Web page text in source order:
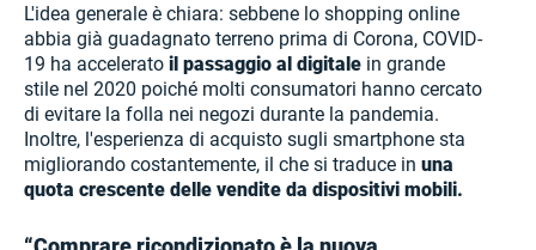
L'idea generale è chiara: sebbene lo shopping online
abbia già guadagnato terreno prima di Corona, COVID-
19 ha accelerato il passaggio al digitale in grande
stile nel 2020 poiché molti consumatori hanno cercato
di evitare la folla nei negozi durante la pandemia.
Inoltre, l'esperienza di acquisto sugli smartphone sta
migliorando costantemente, il che si traduce in una
quota crescente delle vendite da dispositivi mobili.